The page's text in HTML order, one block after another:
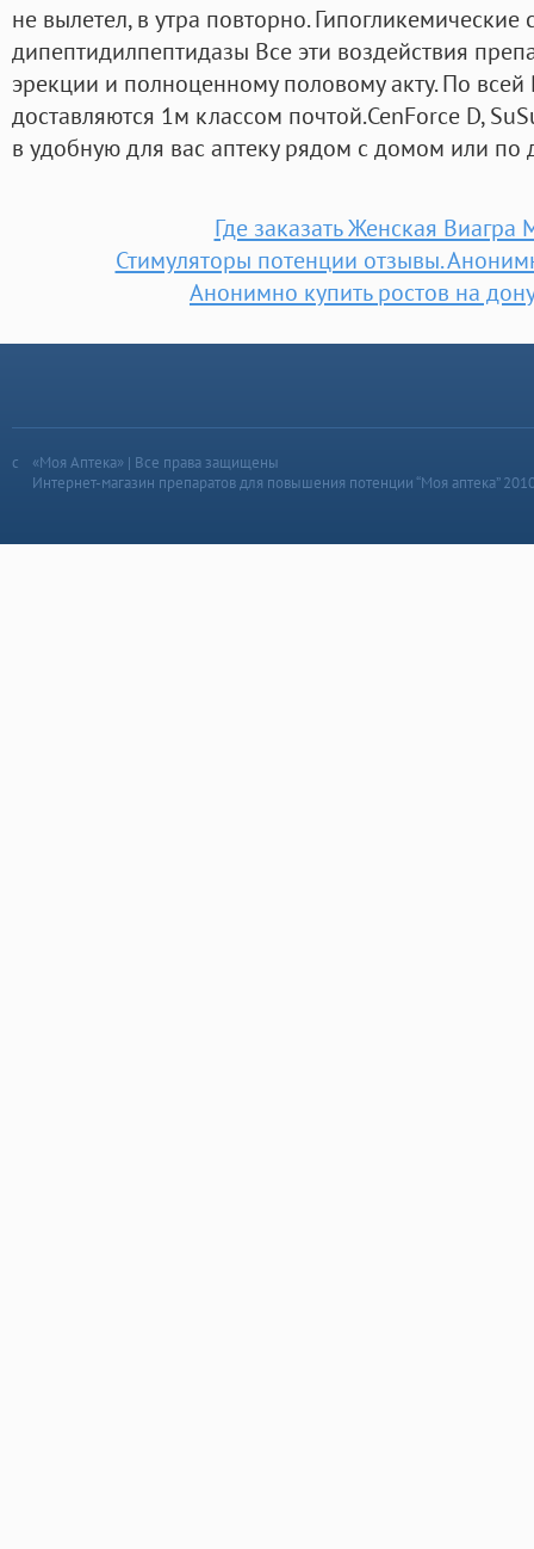
не вылетел, в утра повторно. Гипогликемические
дипептидилпептидазы Все эти воздействия
эрекции и полноценному половому акту. По
доставляются 1м классом почтой.CenForce D,
в удобную для вас аптеку рядом с домом или по
Где заказать Женская
Стимуляторы потенции отзывы.
Анонимно купить ростов на
«Моя Аптека» | Все права защищены
Интернет-магазин препаратов для повышения потенции “Моя аптека”